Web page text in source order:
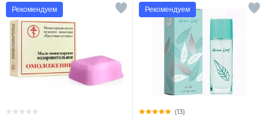
Рекомендуем Рекомендуем
(13)